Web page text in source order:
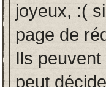
joyeux, :(
page de
Ils
peut